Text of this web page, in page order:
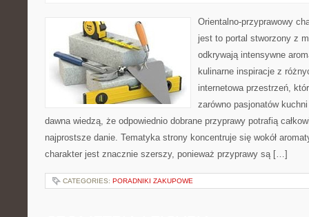
Orientalno-przyprawowy
jest to portal stworzony z
odkrywają intensywne
kulinarne inspiracje z
internetowa przestrzeń,
zarówno pasjonatów
dawna wiedzą, że odpowiednio dobrane przyprawy potrafią
najprostsze danie. Tematyka strony koncentruje się wokół
charakter jest znacznie szerszy, ponieważ przyprawy są […]
CATEGORIES: PORADNIKI ZAKUPOWE